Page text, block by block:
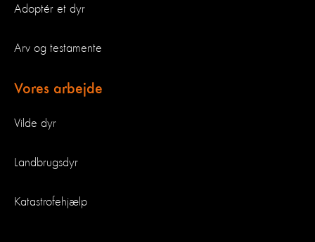
Adoptér et dyr
Arv og testamente
Vores arbejde
Vilde dyr
Landbrugsdyr
Katastrofehjælp